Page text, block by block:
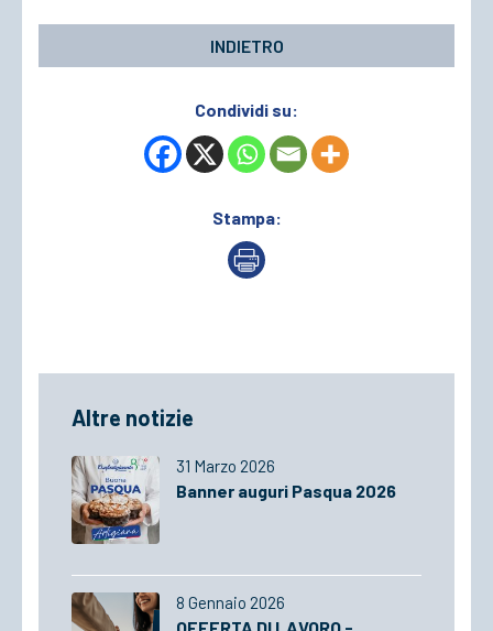
INDIETRO
Condividi su:
Stampa:
Altre notizie
31 Marzo 2026
Banner auguri Pasqua 2026
8 Gennaio 2026